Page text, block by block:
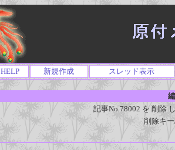
HELP 新規作成 スレッド表示
記事No.78002 を 削除
削除キ